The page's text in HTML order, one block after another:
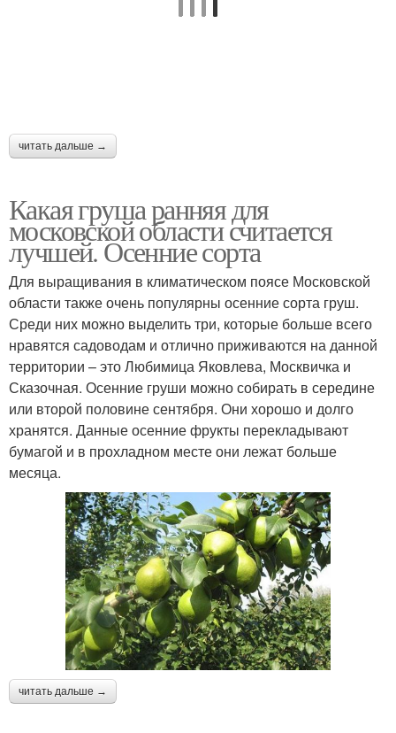
читать дальше →
Какая груша ранняя для
московской области считается
лучшей. Осенние сорта
Для выращивания в климатическом поясе Московской
области также очень популярны осенние сорта груш.
Среди них можно выделить три, которые больше всего
нравятся садоводам и отлично приживаются на данной
территории – это Любимица Яковлева, Москвичка и
Сказочная. Осенние груши можно собирать в середине
или второй половине сентября. Они хорошо и долго
хранятся. Данные осенние фрукты перекладывают
бумагой и в прохладном месте они лежат больше
месяца.
читать дальше →